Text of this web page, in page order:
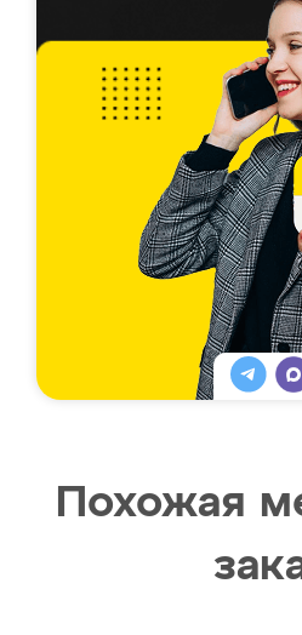
Похожая